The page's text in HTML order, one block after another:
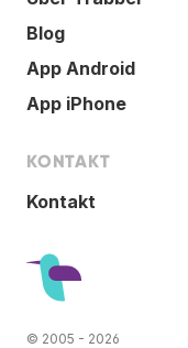
Blog
App Android
App iPhone
KONTAKT
Kontakt
© 2005 - 2026